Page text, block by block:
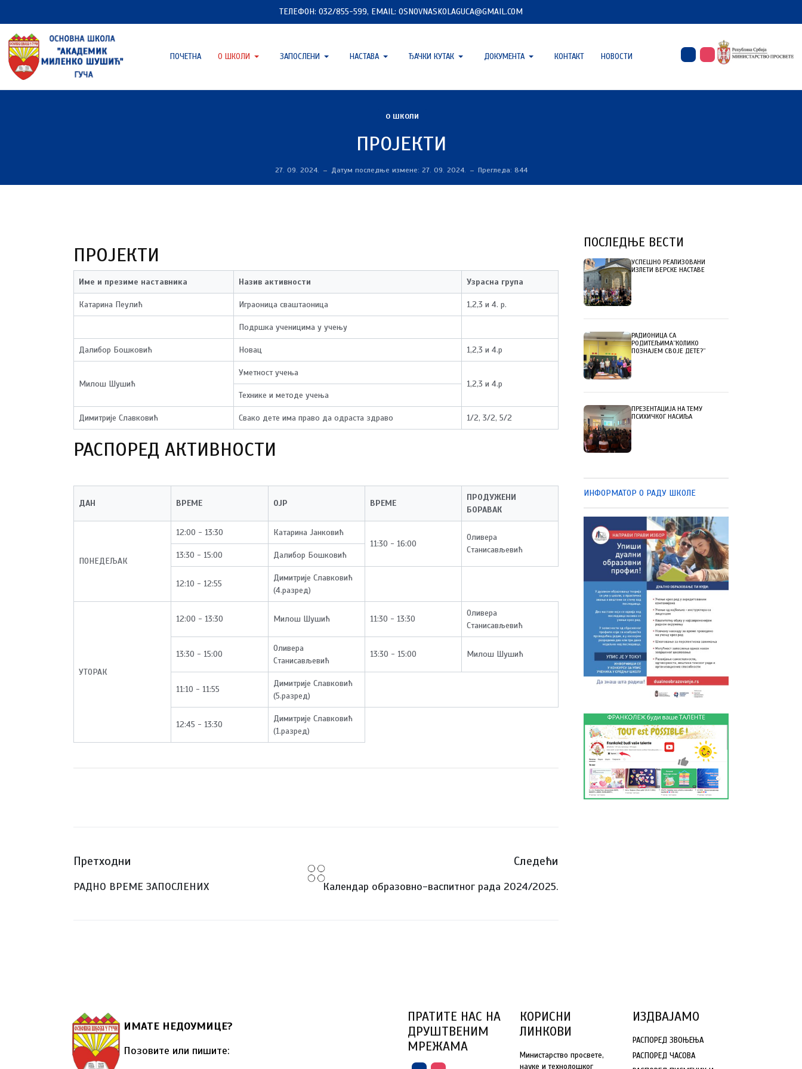
ТЕЛЕФОН: 032/855-599, EMAIL: OSNOVNASKOLAGUCA@GMAIL.COM
ПОЧЕТНА О ШКОЛИ ЗАПОСЛЕНИ НАСТАВА ЂАЧКИ КУТАК ДОКУМЕНТА КОНТАКТ НОВОСТИ
ПРОЈЕКТИ
О ШКОЛИ
27. 09. 2024. Датум последње измене: 27. 09. 2024. Прегледа: 844
ПРОЈЕКТИ
Име и презиме наставника Назив активности Узрасна група
Катарина Пеулић Играоница сваштаоница 1,2,3 и 4. р.
Подршка ученицима у учењу
Далибор Бошковић Новац 1,2,3 и 4.р
Милош Шушић
Уметност учења
1,2,3 и 4.р
Технике и методе учења
Димитрије Славковић Свако дете има право да одраста здраво 1/2, 3/2, 5/2
РАСПОРЕД АКТИВНОСТИ
ДАН ВРЕМЕ ОЈР ВРЕМЕ
ПРОДУЖЕНИ
БОРАВАК
ПОНЕДЕЉАК
12:00 - 13:30
Катарина Јанковић
11:30 - 16:00
Оливера
Станисављевић
13:30 - 15:00 Далибор Бошковић
12:10 - 12:55
Димитрије Славковић
(4.разред)
УТОРАК
12:00 - 13:30 Милош Шушић 11:30 - 13:30
Оливера
Станисављевић
13:30 - 15:00
Оливера
Станисављевић
13:30 - 15:00 Милош Шушић
11:10 - 11:55
Димитрије Славковић
(5.разред)
12:45 - 13:30
Димитрије Славковић
(1.разред)
Претходни
РАДНО ВРЕМЕ ЗАПОСЛЕНИХ
Следећи
Календар образовно-васпитног рада 2024/2025.
ПОСЛЕДЊЕ ВЕСТИ
УСПЕШНО РЕАЛИЗОВАНИ
ИЗЛЕТИ ВЕРСКЕ НАСТАВЕ
РАДИОНИЦА СА
РОДИТЕЉИМА”КОЛИКО
ПОЗНАЈЕМ СВОЈЕ ДЕТЕ?”
ПРЕЗЕНТАЦИЈА НА ТЕМУ
ПСИХИЧКОГ НАСИЉА
ИНФОРМАТОР О РАДУ ШКОЛЕ
ИМАТЕ НЕДОУМИЦЕ?
Позовите или пишите:
ПРАТИТЕ НАС НА
ДРУШТВЕНИМ
МРЕЖАМА
КОРИСНИ
ЛИНКОВИ
Министарство просвете,
науке и технолошког
ИЗДВАЈАМО
РАСПОРЕД ЗВОЊЕЊА
РАСПОРЕД ЧАСОВА